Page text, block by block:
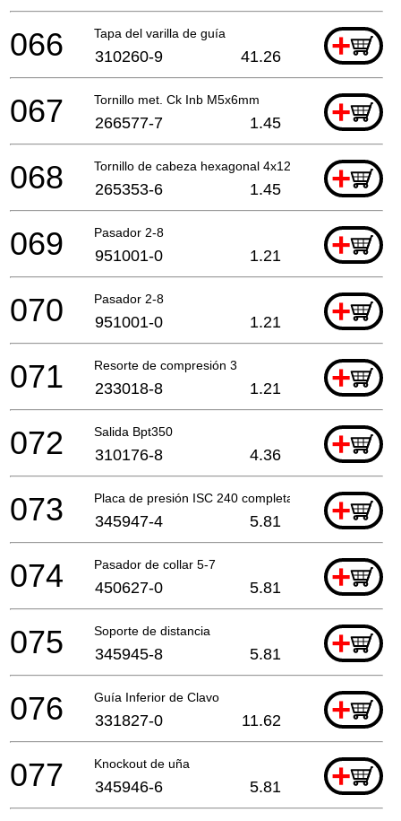
Tapa del varilla de guía +
066 310260-9 41.26
Tornillo met. Ck Inb M5x6mm +
067 266577-7 1.45
Tornillo de cabeza hexagonal 4x12 +
068 265353-6 1.45
Pasador 2-8 +
069 951001-0 1.21
Pasador 2-8 +
070 951001-0 1.21
Resorte de compresión 3 +
071 233018-8 1.21
Salida Bpt350 +
072 310176-8 4.36
Placa de presión ISC 240 completa +
073 345947-4 5.81
Pasador de collar 5-7 +
074 450627-0 5.81
Soporte de distancia +
075 345945-8 5.81
Guía Inferior de Clavo +
076 331827-0 11.62
Knockout de uña +
077 345946-6 5.81